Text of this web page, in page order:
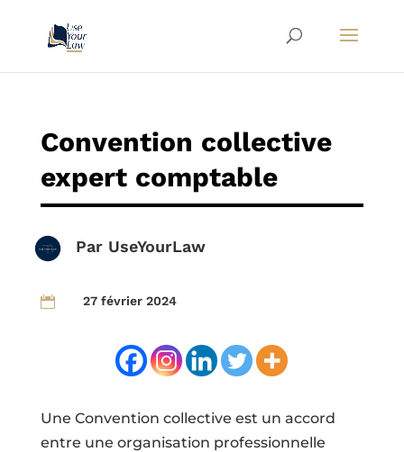
Convention collective
expert comptable
Par UseYourLaw
 27 février 2024
Une Convention collective est un accord
entre une organisation professionnelle